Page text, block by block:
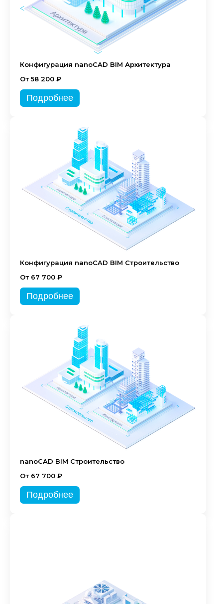
Конфигурация nanoCAD BIM Архитектура
От 58 200 ₽
Подробнее
Конфигурация nanoCAD BIM Строительство
От 67 700 ₽
Подробнее
nanoCAD BIM Строительство
От 67 700 ₽
Подробнее